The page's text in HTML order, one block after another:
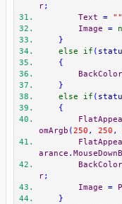
r;
Text
= ""
Image
=
}
else
if (
{
BackColor
}
else
if (
{
omArgb (250 , 250 ,
arance .
BackColor
r;
Image
=
}